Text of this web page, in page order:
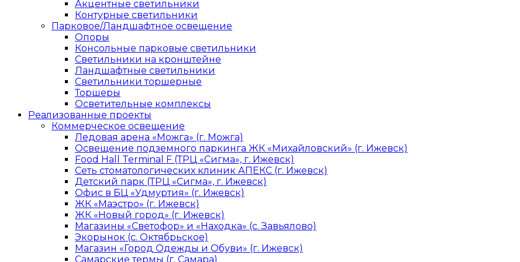
Акцентные светильники
Контурные светильники
Парковое/Ландшафтное освещение
Опоры
Консольные парковые светильники
Светильники на кронштейне
Ландшафтные светильники
Светильники торшерные
Торшеры
Осветительные комплексы
Реализованные проекты
Коммерческое освещение
Ледовая арена «Можга» (г. Можга)
Освещение подземного паркинга ЖК «Михайловский» (г. Ижевск)
Food Hall Terminal F (ТРЦ «Сигма», г. Ижевск)
Сеть стоматологических клиник АПЕКС (г. Ижевск)
Детский парк (ТРЦ «Сигма», г. Ижевск)
Офис в БЦ «Удмуртия» (г. Ижевск)
ЖК «Маэстро» (г. Ижевск)
ЖК «Новый город» (г. Ижевск)
Магазины «Светофор» и «Находка» (с. Завьялово)
Экорынок (с. Октябрьское)
Магазин «Город Одежды и Обуви» (г. Ижевск)
Самарские термы (г. Самара)